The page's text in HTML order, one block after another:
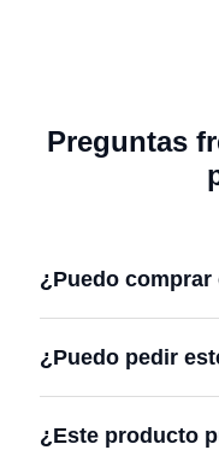
Preguntas
¿Puedo
¿Puedo pedir
¿Este producto